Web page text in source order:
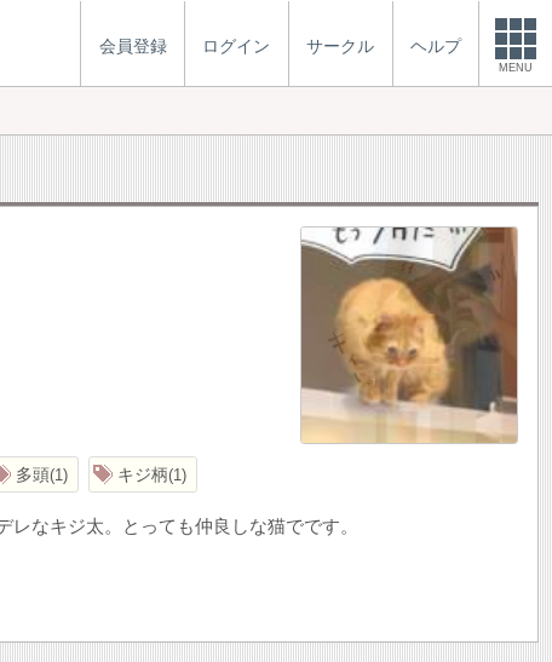
会員登録 ログイン サークル ヘルプ
MENU
多頭 1 キジ柄 1
なキジ太。とっても仲良しな猫でです。